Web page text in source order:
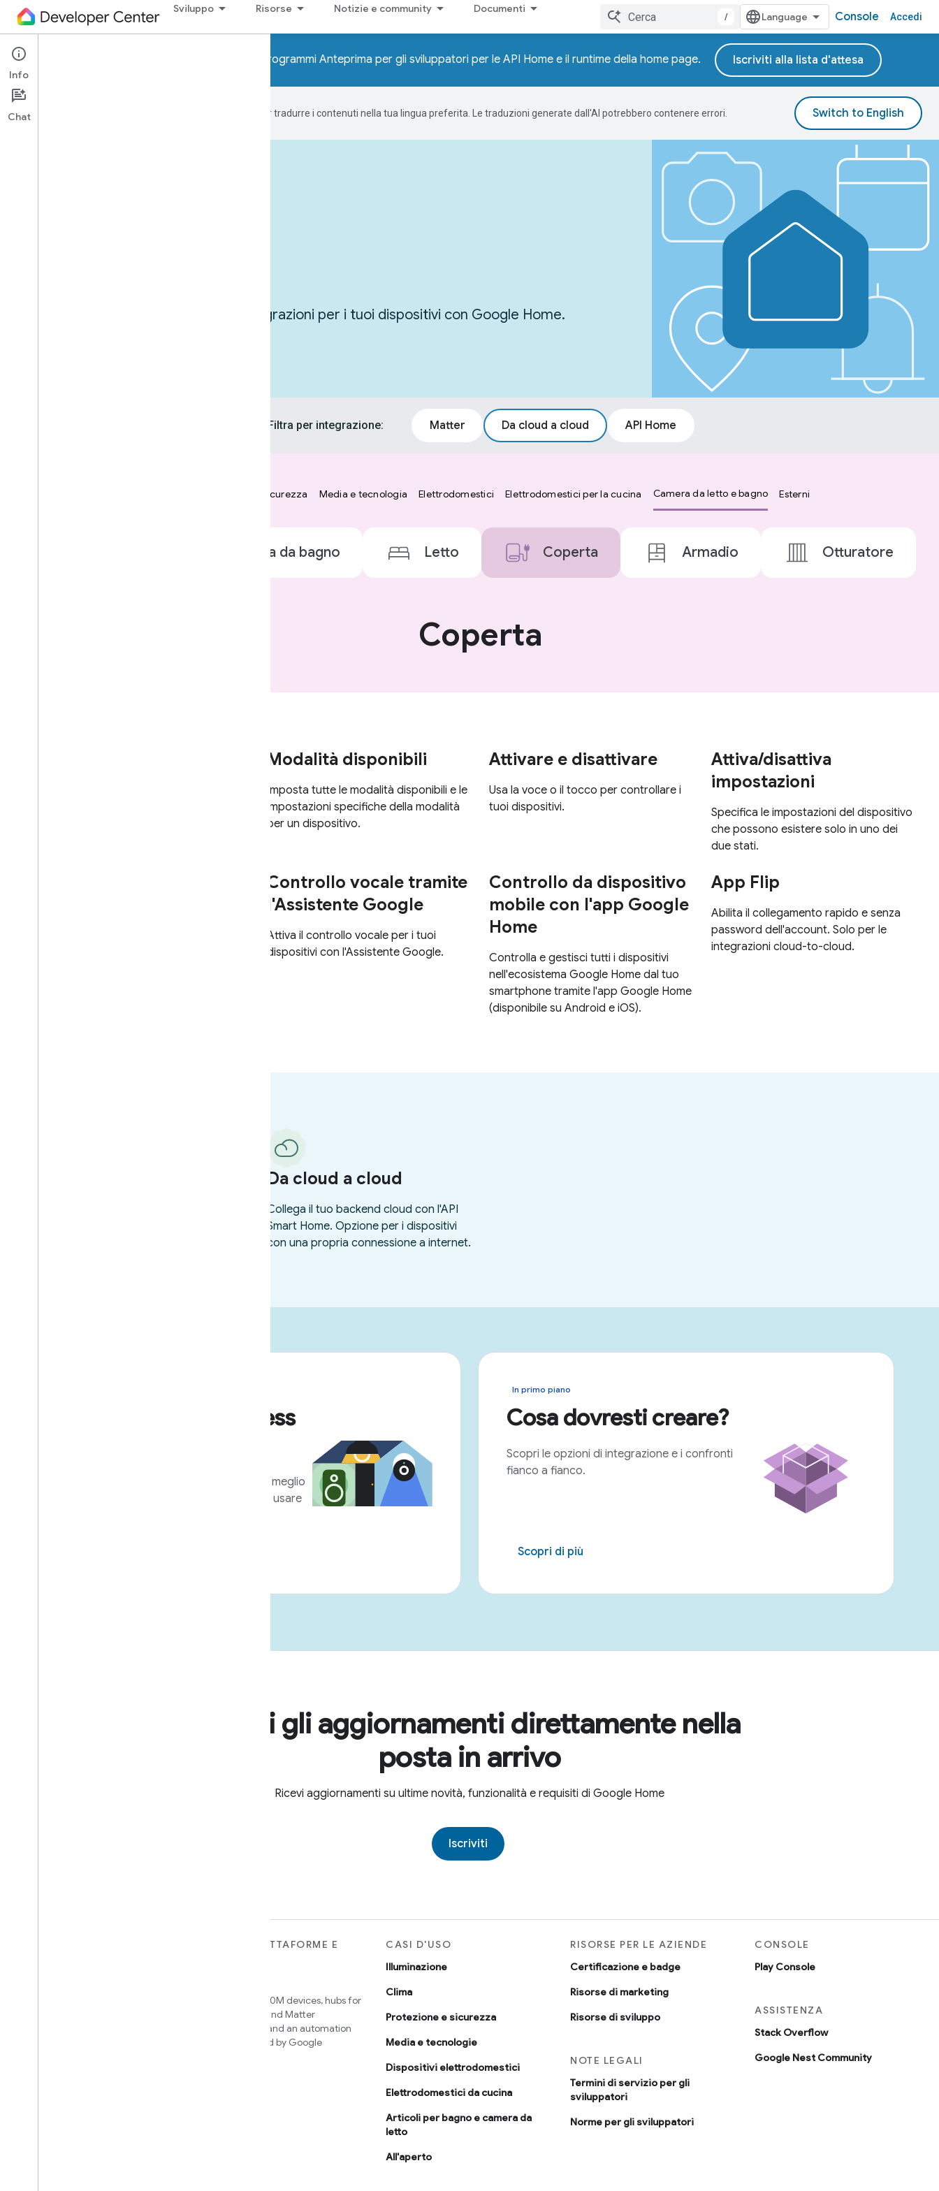
Sviluppo Risorse Notizie e community Documenti
/ Console Accedi
Avviso. A breve verranno implementati i programmi Anteprima per gli sviluppatori per le API Home e il runtime della home page. Iscriviti alla lista d'attesa
Google utilizza la tecnologia AI per tradurre i contenuti nella tua lingua preferita. Le traduzioni generate dall'AI potrebbero contenere errori.
Lasciati ispirare esplorando le integrazioni per i tuoi dispositivi con Google Home.
Risorse per il business
Strumenti e programmi per sfruttare al meglio
la tua integrazione e aiutare gli utenti a usare
In primo piano
Cosa dovresti creare?
Scopri le opzioni di integrazione e i confronti
fianco a fianco.
Scopri di più
Ricevi gli aggiornamenti direttamente nella
posta in arrivo
Ricevi aggiornamenti su ultime novità, funzionalità e requisiti di Google Home
Iscriviti
PER APP, PIATTAFORME E
Access over 600M devices, hubs for
Google Home and Matter
infrastructure, and an automation
engine powered by Google
CASI D'USO
Illuminazione
Clima
Protezione e sicurezza
Media e tecnologie
Dispositivi elettrodomestici
Elettrodomestici da cucina
Articoli per bagno e camera da
letto
All'aperto
RISORSE PER LE AZIENDE
Certificazione e badge
Risorse di marketing
Risorse di sviluppo
NOTE LEGALI
Termini di servizio per gli
sviluppatori
Norme per gli sviluppatori
CONSOLE
Play Console
ASSISTENZA
Stack Overflow
Google Nest Community
Info
Chat